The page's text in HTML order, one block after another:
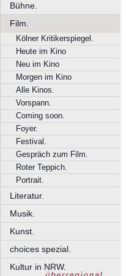
Bühne.
Film.
Kölner Kritikerspiegel.
Heute im Kino
Neu im Kino
Morgen im Kino
Alle Kinos.
Vorspann.
Coming soon.
Foyer.
Festival.
Gespräch zum Film.
Roter Teppich.
Portrait.
Literatur.
Musik.
Kunst.
choices spezial.
Kultur in NRW.